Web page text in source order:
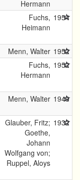
Hermann
Fuchs,
Heimann
1954
Menn, Walter 1952
Fuchs,
Hermann
1952
Menn, Walter 1949
Glauber, Fritz;
Goethe,
Johann
Wolfgang von;
Ruppel, Aloys
1932